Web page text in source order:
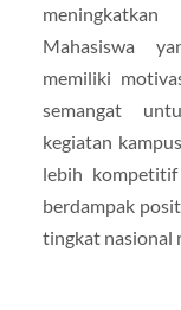
Mahasiswa
memiliki
semangat
kegiatan
lebih
berdampak
tingkat nasional